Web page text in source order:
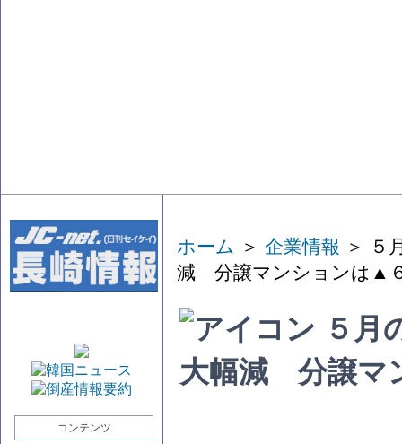
コンテンツ
ホーム ＞ 企業情報 ＞ ５
減 分譲マンションは▲
５月
大幅減 分譲マ